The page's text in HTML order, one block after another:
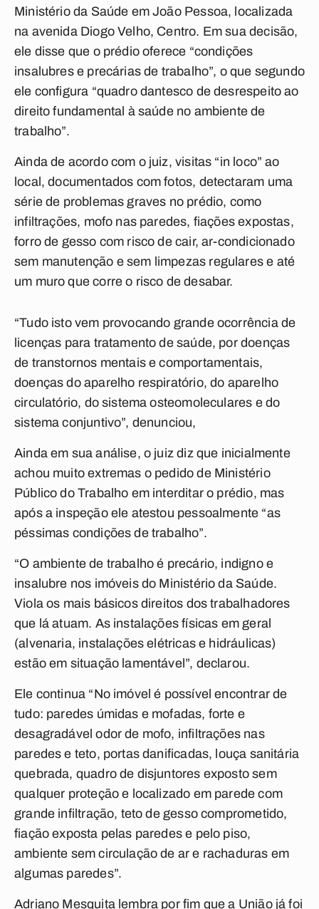
Ministério da Saúde em João Pessoa, localizada
na avenida Diogo Velho, Centro. Em sua decisão,
ele disse que o prédio oferece “condições
insalubres e precárias de trabalho”, o que segundo
ele configura “quadro dantesco de desrespeito ao
direito fundamental à saúde no ambiente de
trabalho”.
Ainda de acordo com o juiz, visitas “in loco” ao
local, documentados com fotos, detectaram uma
série de problemas graves no prédio, como
infiltrações, mofo nas paredes, fiações expostas,
forro de gesso com risco de cair, ar-condicionado
sem manutenção e sem limpezas regulares e até
um muro que corre o risco de desabar.
“Tudo isto vem provocando grande ocorrência de
licenças para tratamento de saúde, por doenças
de transtornos mentais e comportamentais,
doenças do aparelho respiratório, do aparelho
circulatório, do sistema osteomoleculares e do
sistema conjuntivo”, denunciou,
Ainda em sua análise, o juiz diz que inicialmente
achou muito extremas o pedido de Ministério
Público do Trabalho em interditar o prédio, mas
após a inspeção ele atestou pessoalmente “as
péssimas condições de trabalho”.
“O ambiente de trabalho é precário, indigno e
insalubre nos imóveis do Ministério da Saúde.
Viola os mais básicos direitos dos trabalhadores
que lá atuam. As instalações físicas em geral
(alvenaria, instalações elétricas e hidráulicas)
estão em situação lamentável”, declarou.
Ele continua “No imóvel é possível encontrar de
tudo: paredes úmidas e mofadas, forte e
desagradável odor de mofo, infiltrações nas
paredes e teto, portas danificadas, louça sanitária
quebrada, quadro de disjuntores exposto sem
qualquer proteção e localizado em parede com
grande infiltração, teto de gesso comprometido,
fiação exposta pelas paredes e pelo piso,
ambiente sem circulação de ar e rachaduras em
algumas paredes”.
Adriano Mesquita lembra por fim que a União já foi